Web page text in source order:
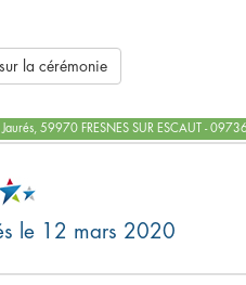
la cérémonie
59970 FRESNES SUR ESCAUT -
le 12 mars 2020